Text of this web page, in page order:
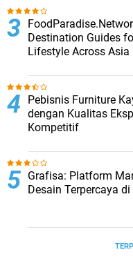
Destination Guides
Lifestyle Across Asia
Pebisnis Furniture
dengan Kualitas
Kompetitif
Grafisa: Platform
Desain Terpercaya